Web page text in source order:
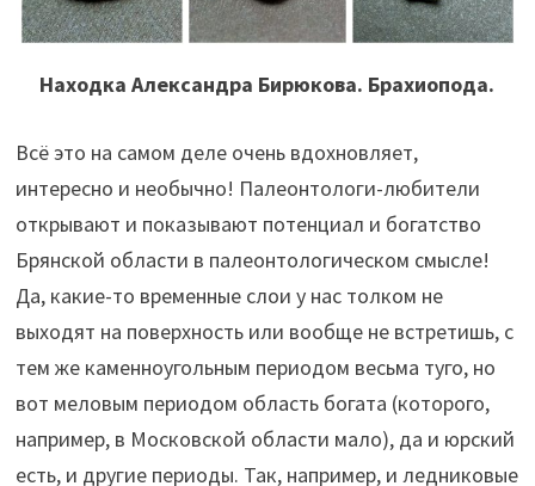
Находка Александра Бирюкова. Брахиопода.
Всё это на самом деле очень вдохновляет,
интересно и необычно! Палеонтологи-любители
открывают и показывают потенциал и богатство
Брянской области в палеонтологическом смысле!
Да, какие-то временные слои у нас толком не
выходят на поверхность или вообще не встретишь, с
тем же каменноугольным периодом весьма туго, но
вот меловым периодом область богата (которого,
например, в Московской области мало), да и юрский
есть, и другие периоды. Так, например, и ледниковые